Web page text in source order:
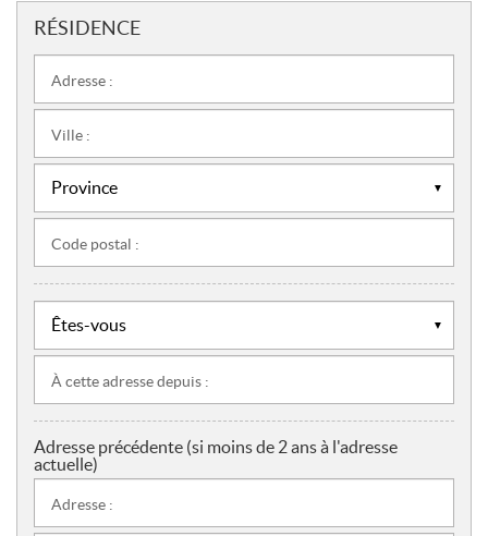
RÉSIDENCE
Adresse :
Ville :
Code postal :
À cette adresse depuis :
Adresse précédente (si moins de 2 ans à l'adresse
actuelle)
Adresse :